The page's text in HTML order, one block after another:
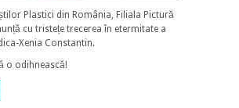
Plastici din România, Filiala Pictură
cu tristețe trecerea în etermitate a
Xenia Constantin.
o odihnească!